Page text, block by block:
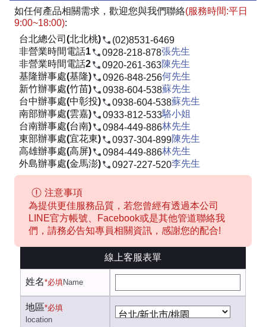
如任何產品相關需求，歡迎您與我們聯絡(服務時間:平日
9:00~18:00):
台北總公司(北北桃)
(02)8531-6469
非營業時間電話1
0928-218-878張先生
非營業時間電話2
0920-261-363陳先生
基隆辦事處(基隆)
0926-848-256何先生
新竹辦事處(竹苗)
0938-604-538蘇先生
台中辦事處(中彰投)
0938-604-538蘇先生
南部辦事處(雲嘉)
0933-812-533駱小姐
台南辦事處(台南)
0984-449-886林先生
東部辦事處(宜花東)
0937-304-899陳先生
高雄辦事處(高屏)
0984-449-886林先生
外島辦事處(金馬澎)
0927-227-520李先生
注意事項
為提供更佳服務品質，若您曾經有透過本公司
LINE官方帳號、Facebook或是其他管道聯絡我
們，請務必告知專員相關資訊，感謝您的配合!
線上客服表單
姓名*必填Name
地區*必填
location